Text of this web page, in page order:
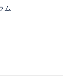
ム